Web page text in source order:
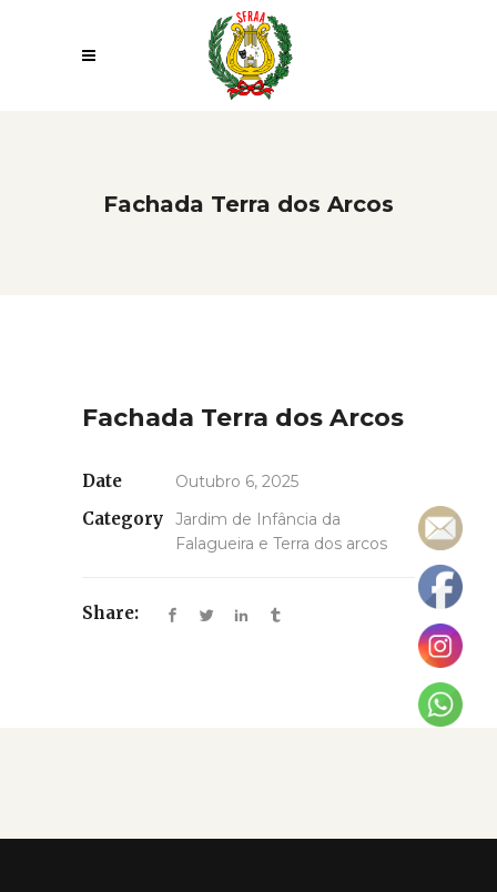
Fachada Terra dos Arcos
Fachada Terra dos Arcos
Date Outubro 6, 2025
Category
Jardim de Infância da
Falagueira e Terra dos arcos
Share: